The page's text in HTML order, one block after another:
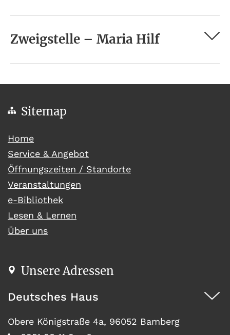
Zweigstelle – Maria Hilf
Sitemap
Home(current)
Service & Angebot
Öffnungszeiten / Standorte
Veranstaltungen
e-Bibliothek
Lesen & Lernen
Über uns
Unsere Adressen
Deutsches Haus
Obere Königstraße 4a, 96052 Bamberg